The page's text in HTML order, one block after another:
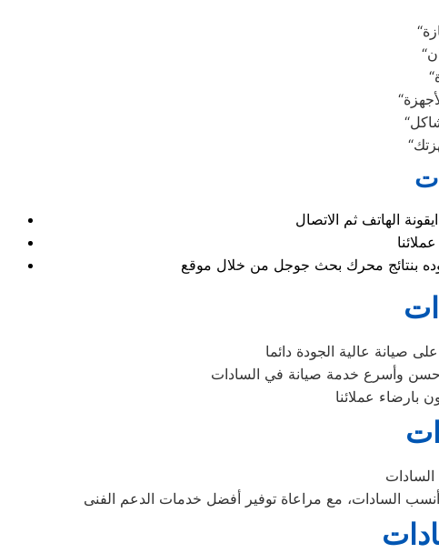
بنتائج محرك بحث جوجل من خلال موقع
صيانة عالية الجودة دائما
وأسرع خدمة صيانة في السادات
بارضاء عملائنا